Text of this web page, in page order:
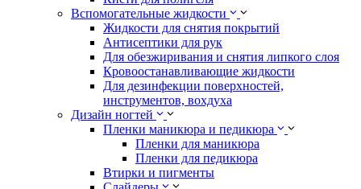
Вспомогательные жидкости
Жидкости для снятия покрытий
Антисептики для рук
Для обезжиривания и снятия липкого слоя
Кровоостанавливающие жидкости
Для дезинфекции поверхностей,
инструментов, вохдуха
Дизайн ногтей
Пленки маникюра и педикюра
Пленки для маникюра
Пленки для педикюра
Втирки и пигменты